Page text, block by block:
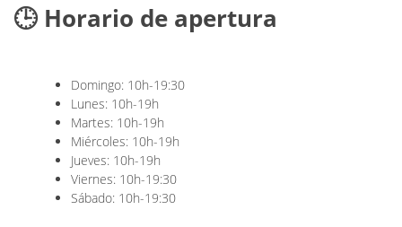
🕒 Horario de apertura
Domingo: 10h-19:30
Lunes: 10h-19h
Martes: 10h-19h
Miércoles: 10h-19h
Jueves: 10h-19h
Viernes: 10h-19:30
Sábado: 10h-19:30